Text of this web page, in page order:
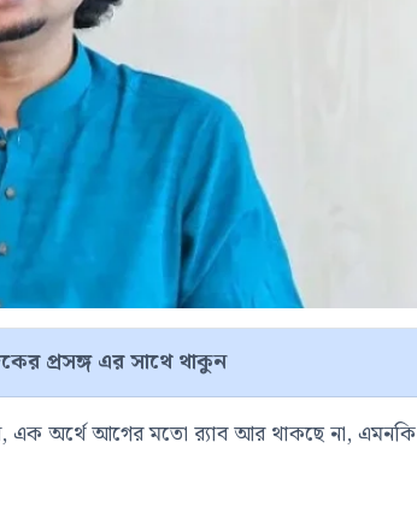
প্রসঙ্গ এর সাথে থাকুন
এক অর্থে আগের মতো র‍্যাব আর থাকছে না, এমনকি